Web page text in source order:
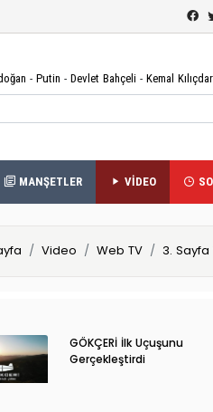
- Putin - Devlet Bahçeli - Kemal
MANŞETLER VİDEO
Video Web TV 3. Sayfa
GÖKÇERİ İlk Uçuşunu
Gerçekleştirdi